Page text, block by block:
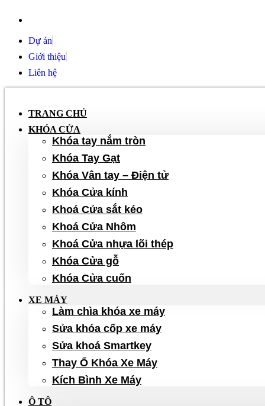
dung
Dự án
Giới thiệu
Liên hệ
TRANG CHỦ
KHÓA CỬA
Khóa tay nắm tròn
Khóa Tay Gạt
Khóa Vân tay – Điện tử
Khóa Cửa kính
Khoá Cửa sắt kéo
Khoá Cửa Nhôm
Khoá Cửa nhựa lõi thép
Khóa Cửa gỗ
Khóa Cửa cuốn
XE MÁY
Làm chìa khóa xe máy
Sửa khóa cốp xe máy
Sửa khoá Smartkey
Thay Ổ Khóa Xe Máy
Kích Bình Xe Máy
Ô TÔ